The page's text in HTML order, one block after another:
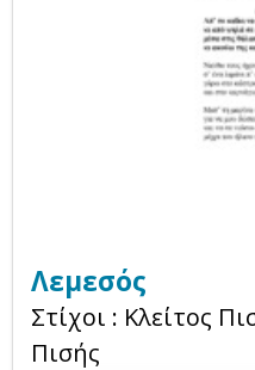
Λεμεσός
Στίχοι : Κλείτος
Πισής